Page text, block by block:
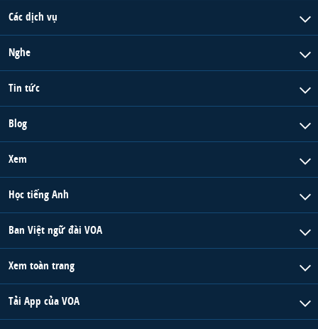
Các dịch vụ
Nghe
Tin tức
Blog
Xem
Học tiếng Anh
Ban Việt ngữ đài VOA
Xem toàn trang
Tải App của VOA